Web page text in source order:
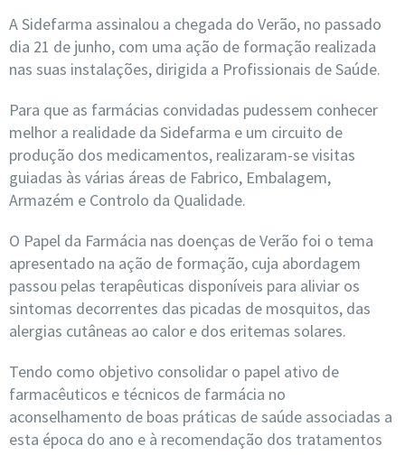
A Sidefarma assinalou a chegada do Verão, no passado
dia 21 de junho, com uma ação de formação realizada
nas suas instalações, dirigida a Profissionais de Saúde.
Para que as farmácias convidadas pudessem conhecer
melhor a realidade da Sidefarma e um circuito de
produção dos medicamentos, realizaram-se visitas
guiadas às várias áreas de Fabrico, Embalagem,
Armazém e Controlo da Qualidade.
O Papel da Farmácia nas doenças de Verão foi o tema
apresentado na ação de formação, cuja abordagem
passou pelas terapêuticas disponíveis para aliviar os
sintomas decorrentes das picadas de mosquitos, das
alergias cutâneas ao calor e dos eritemas solares.
Tendo como objetivo consolidar o papel ativo de
farmacêuticos e técnicos de farmácia no
aconselhamento de boas práticas de saúde associadas a
esta época do ano e à recomendação dos tratamentos